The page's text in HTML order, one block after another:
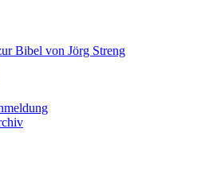
Bibel von Jörg Streng